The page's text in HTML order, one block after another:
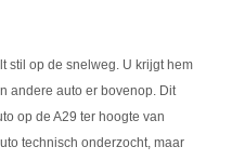
stil op de snelweg. U krijgt hem
andere auto er bovenop. Dit
op de A29 ter hoogte van
technisch onderzocht, maar